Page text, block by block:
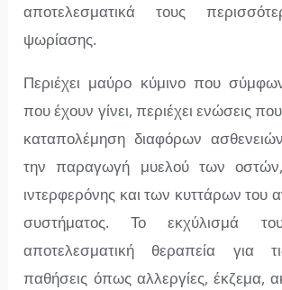
αποτελεσματικά τους
ψωρίασης.
Περιέχει μαύρο κύμινο που
που έχουν γίνει, περιέχει ενώσεις
καταπολέμηση διαφόρων
την παραγωγή μυελού των
ιντερφερόνης και των κυττάρων του
συστήματος. Το εκχύλισμά
αποτελεσματική θεραπεία για
παθήσεις όπως αλλεργίες, έκζεμα,